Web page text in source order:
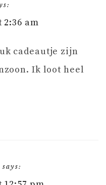
2:36 am
cadeautje zijn
Ik loot heel
says: